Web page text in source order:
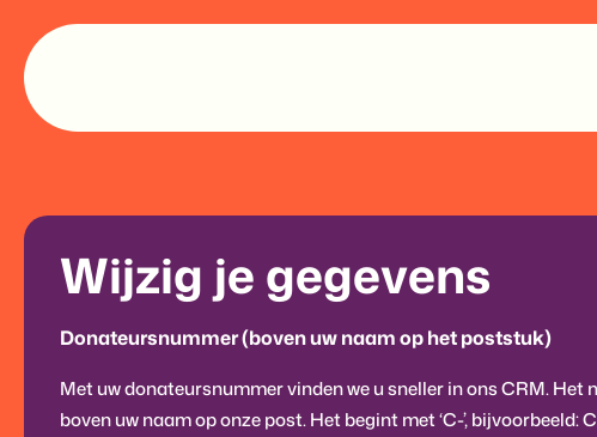
Wijzig je gegevens
Donateursnummer (boven uw naam op het poststuk)
Met uw donateursnummer vinden we u sneller in ons CRM. Het
boven uw naam op onze post. Het begint met ‘C-’, bijvoorbeeld: